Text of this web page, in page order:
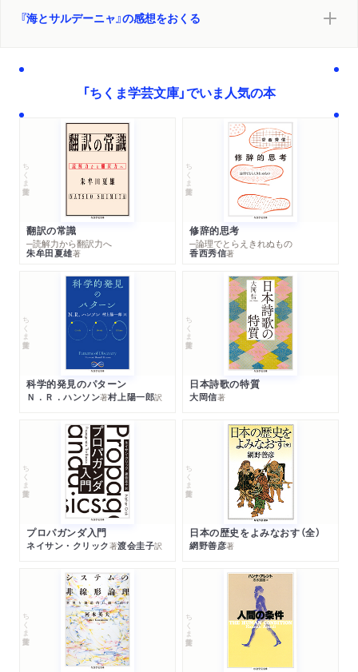
『海とサルデーニャ』の感想をおくる
「ちくま学芸文庫」でいま人気の本
ちくま学芸文庫
翻訳の常識
─読解力から翻訳力へ
朱牟田夏雄著
ちくま学芸文庫
修辞的思考
─論理でとらえきれぬもの
香西秀信著
ちくま学芸文庫
科学的発見のパターン
Ｎ．Ｒ．ハンソン著村上陽一郎訳
ちくま学芸文庫
日本詩歌の特質
大岡信著
ちくま学芸文庫
プロパガンダ入門
ネイサン・クリック著渡会圭子訳
ちくま学芸文庫
日本の歴史をよみなおす（全）
網野善彦著
ちくま学芸文庫 ちくま学芸文庫